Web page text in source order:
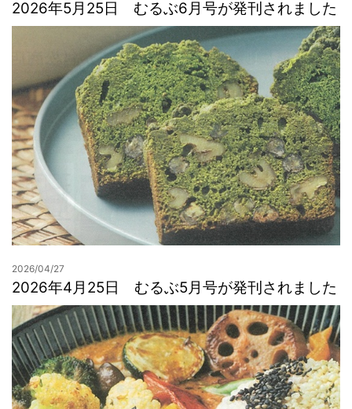
2026年5月25日 むるぶ6月号が発刊されました
2026/04/27
2026年4月25日 むるぶ5月号が発刊されました